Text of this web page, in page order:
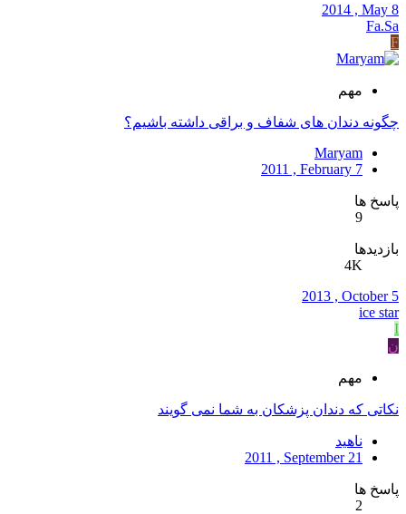
2014 , May 8
Fa.Sa
F
مهم
چگونه دندان های شفاف و براقی داشته باشیم؟
Maryam
2011 , February 7
پاسخ ها
9
بازدیدها
4K
2013 , October 5
ice star
I
ن
مهم
نکاتی که دندان پزشکان به شما نمی گویند
ناهید
2011 , September 21
پاسخ ها
2